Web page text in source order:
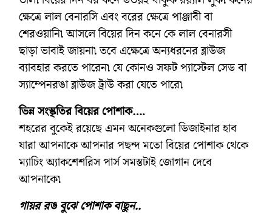
ক্ষেত্রে লাল বেনারসি এবং বরের ক্ষেত্রে পাঞ্জাবী বা
শেরওয়ানি৷ আসলে বিয়ের দিন কনে কে লাল বেনারসী
ছাড়া ভাবাই জায়না৷ তবে এক্ষেত্রে অন্যধরনের ব্লাউজ
ব্যাবহার করতে পারেন৷ যে কোনও সফট প্যাস্টেল সেড বা
স্যাম্পেনরঙা ব্লাউজ ট্রাউ করা যেতে পারে৷
ভিন্ন সংস্কৃতির বিয়ের পোশাক….
শহরের বুকেই রয়েছে এমন অনেকগুলো ডিজাইনার হাব
যারা আপনাকে আপনার পছন্দ মতো বিয়ের পোশাক থেকে
ম্যাচিং অ্যাকশেশরিস পার্স সমস্তটাই জোগান দেবে
আপনাকে৷
গায়র রঙ বুঝে পোশাক বাছুন..